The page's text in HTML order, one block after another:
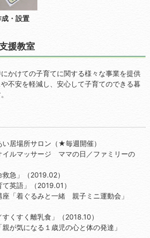
・設置
援教室
かけての子育てに関する様々な事業を提供
不安を軽減し、安心して子育てのできる暮
居場所サロン（★毎週開催）
イルマッサージ ママの日／ファミリーの
救急」（2019.02）
て英語」（2019.01）
座「着ぐるみと一緒 親子ミニ運動会」
すくすく離乳食」（2018.10）
が気になる１歳児の心と体の発達」